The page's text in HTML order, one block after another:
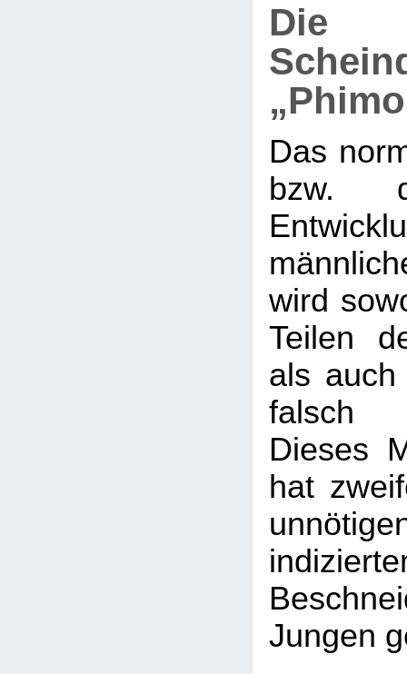
Die
Das
bzw.
wird
Teilen
als auch
falsch
Dieses
hat
Jungen